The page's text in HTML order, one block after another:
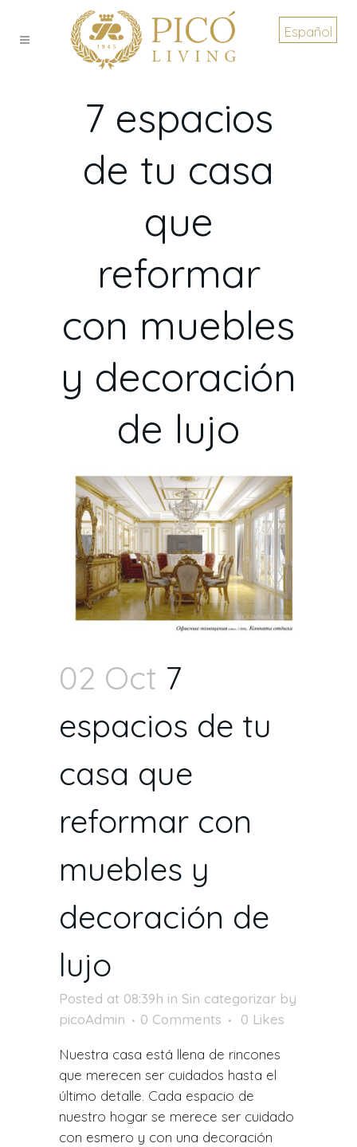
Español
7 espacios
de tu casa
que
reformar
con muebles
y decoración
de lujo
02 Oct 7
espacios de tu
casa que
reformar con
muebles y
decoración de
lujo
Posted at 08:39h in Sin categorizar by
picoAdmin
0 Comments 0 Likes
Nuestra casa está llena de rincones
que merecen ser cuidados hasta el
último detalle. Cada espacio de
nuestro hogar se merece ser cuidado
con esmero y con una decoración